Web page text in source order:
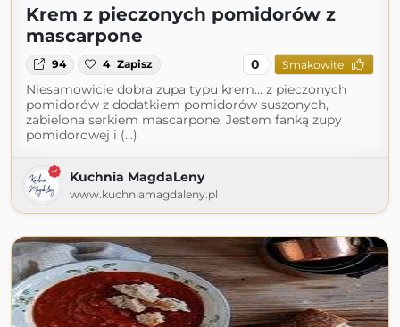
Krem z pieczonych pomidorów z
mascarpone
94 4 Zapisz 0 Smakowite
Niesamowicie dobra zupa typu krem... z pieczonych
pomidorów z dodatkiem pomidorów suszonych,
zabielona serkiem mascarpone. Jestem fanką zupy
pomidorowej i (...)
Kuchnia MagdaLeny
www.kuchniamagdaleny.pl